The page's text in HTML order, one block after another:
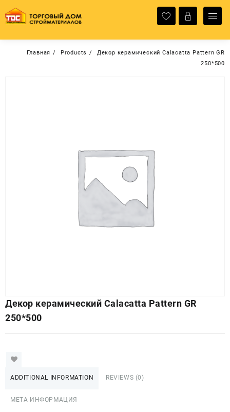
содержимому
Главная Products
Декор керамический Calacatta Pattern GR
250*500
Декор керамический Calacatta Pattern GR
250*500
ADDITIONAL INFORMATION REVIEWS (0)
МЕТА ИНФОРМАЦИЯ